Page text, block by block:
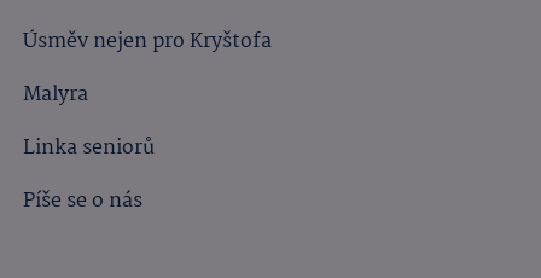
Úsměv nejen pro Kryštofa
Malyra
Linka seniorů
Píše se o nás